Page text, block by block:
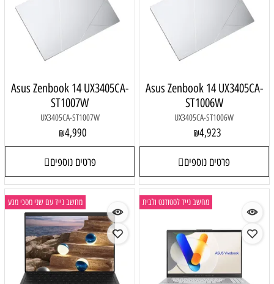
Asus Zenbook 14 UX3405CA-
ST1006W
UX3405CA-ST1006W
₪4,923
פרטים נוספים
Asus Zenbook 14 UX3405CA-
ST1007W
UX3405CA-ST1007W
₪4,990
פרטים נוספים
מחשב נייד לסטודנט ולבית מחשב נייד עם שני מסכי מגע